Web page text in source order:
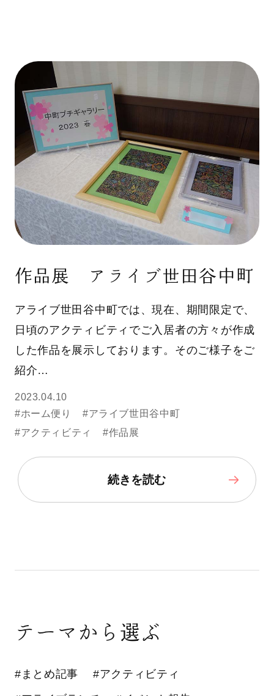
作品展 アライブ世田谷中町
アライブ世田谷中町では、現在、期間限定で、
日頃のアクティビティでご入居者の方々が作成
した作品を展示しております。そのご様子をご
紹介…
2023.04.10
#ホーム便り
#アライブ世田谷中町
#アクティビティ
#作品展
続きを読む
テーマから選ぶ
#まとめ記事 #アクティビティ